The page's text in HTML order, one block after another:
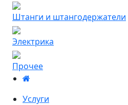
Штанги и штангодержатели
Электрика
Прочее
Услуги